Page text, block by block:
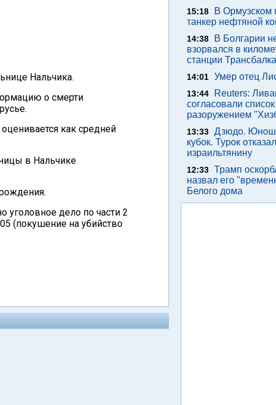
Нальчика.
о смерти
как средней
в Нальчике
дело по части 2
(покушение на убийство
15:18
В Ормузском
танкер нефтяной
14:38
В Болгарии
взорвался в
станции
14:01 Умер отец
13:44
Reuters:
согласовали
разоружением
13:33 Дзюдо.
кубок. Турок
израильтянину
12:33 Трамп
назвал его
Белого дома